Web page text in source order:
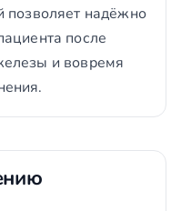
позволяет надёжно
после
и вовремя